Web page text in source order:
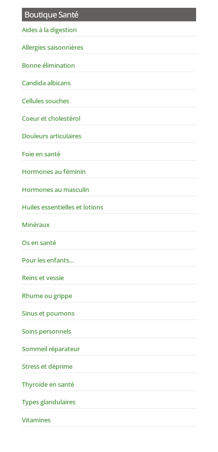
Boutique Santé
Aides à la digestion
Allergies saisonnières
Bonne élimination
Candida albicans
Cellules souches
Coeur et cholestérol
Douleurs articulaires
Foie en santé
Hormones au féminin
Hormones au masculin
Huiles essentielles et lotions
Minéraux
Os en santé
Pour les enfants…
Reins et vessie
Rhume ou grippe
Sinus et poumons
Soins personnels
Sommeil réparateur
Stress et déprime
Thyroïde en santé
Types glandulaires
Vitamines